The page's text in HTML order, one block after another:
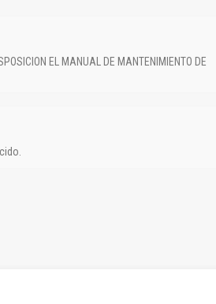
EL MANUAL DE MANTENIMIENTO DE